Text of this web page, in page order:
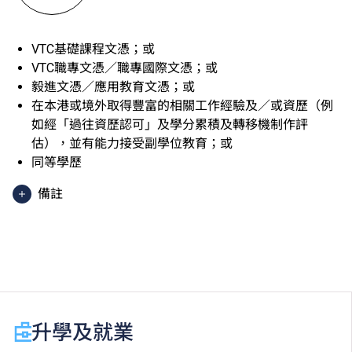
VTC基礎課程文憑；或
VTC職專文憑／職專國際文憑；或
毅進文憑／應用教育文憑；或
在本港或境外取得豐富的相關工作經驗及／或資歷（例
如經「過往資歷認可」及學分累積及轉移機制作評
估），並有能力接受副學位教育；或
同等學歷
備註
於申請入學時只可計算一科其他語言科目（丙類科
目）。2024年及以前之其他語言科目取得「D或E級」
升學及就業